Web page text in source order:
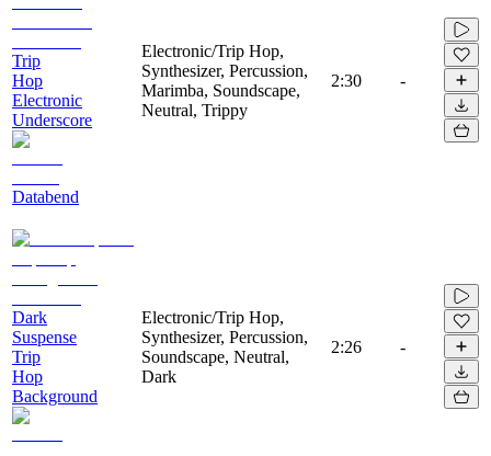
Trip
Hop
Electronic
Underscore
Databend
Electronic/Trip Hop,
Synthesizer, Percussion,
Marimba, Soundscape,
Neutral, Trippy
2:30 -
Dark
Suspense
Trip
Hop
Background
Electronic/Trip Hop,
Synthesizer, Percussion,
Soundscape, Neutral,
Dark
2:26 -